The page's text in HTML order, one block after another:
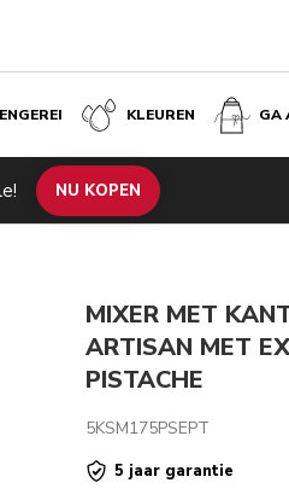
KLEUREN GA
NU KOPENBeoordelingen
MIXER MET
ARTISAN MET
PISTACHE
5KSM175PSEPT
5 jaar garantie